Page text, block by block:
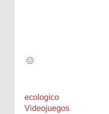
ecologico
Videojuegos